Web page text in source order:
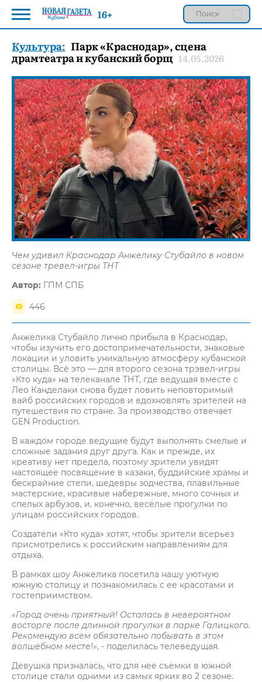
Культура: Парк «Краснодар», сцена
драмтеатра и кубанский борщ 14.05.2026
Чем удивил Краснодар Анжелику Стубайло в новом
сезоне тревел-игры ТНТ
Автор: ГПМ СПБ
446
Анжелика Стубайло лично прибыла в Краснодар,
чтобы изучить его достопримечательности, знаковые
локации и уловить уникальную атмосферу кубанской
столицы. Всё это — для второго сезона трэвел-игры
«Кто куда» на телеканале ТНТ, где ведущая вместе с
Лео Канделаки снова будет ловить неповторимый
вайб российских городов и вдохновлять зрителей на
путешествия по стране. За производство отвечает
GEN Production.
В каждом городе ведущие будут выполнять смелые и
сложные задания друг друга. Как и прежде, их
креативу нет предела, поэтому зрители увидят
настоящее посвящение в казаки, буддийские храмы и
бескрайние степи, шедевры зодчества, плавильные
мастерские, красивые набережные, много сочных и
спелых арбузов, и, конечно, весёлые прогулки по
улицам российских городов.
Создатели «Кто куда» хотят, чтобы зрители всерьез
присмотрелись к российским направлениям для
отдыха.
В рамках шоу Анжелика посетила нашу уютную
южную столицу и познакомилась с ее красотами и
гостеприимством.
«Город очень приятный! Осталась в невероятном
восторге после длинной прогулки в парке Галицкого.
Рекомендую всем обязательно побывать в этом
волшебном месте!», - поделилась телеведущая.
Девушка призналась, что для нее съемки в южной
столице стали одними из самых ярких во 2 сезоне.
16+